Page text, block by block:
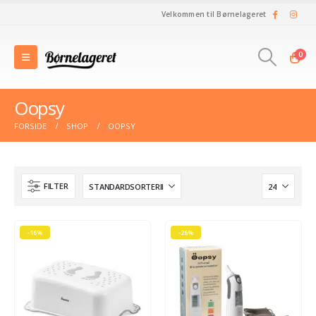
Velkommen til Børnelageret
0
Oopsy
FORSIDE SHOP OOPSY
FILTER
-16% -26%